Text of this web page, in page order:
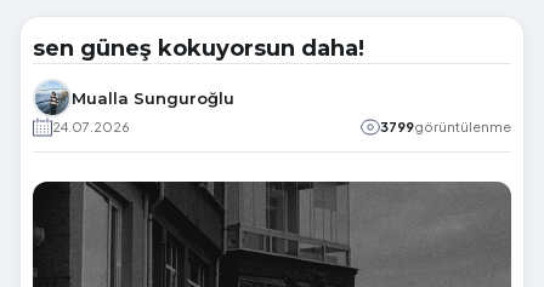
sen güneş kokuyorsun daha!
Mualla Sunguroğlu
24.07.2026 3799görüntülenme